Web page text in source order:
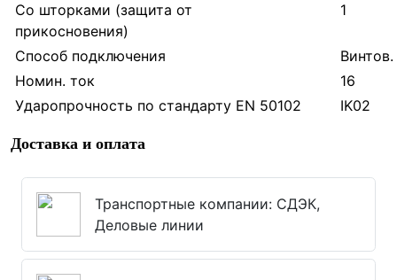
Со шторками (защита от
прикосновения)
1
Способ подключения
Номин. ток
16
Ударопрочность по стандарту EN 50102
IK02
Доставка и оплата
Транспортные компании: СДЭК,
Деловые линии